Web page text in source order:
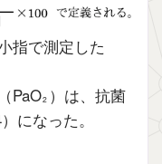
指で測定した
PaO2 ）は、抗菌
になった。